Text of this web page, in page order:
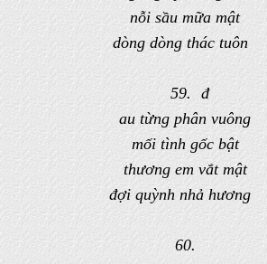
nỗi sầu mữa mật
dòng dòng thác tuôn
59. đ
au từng phân vuông
mối tình gốc bật
thương em vắt mật
đợi quỳnh nhả hương
60.